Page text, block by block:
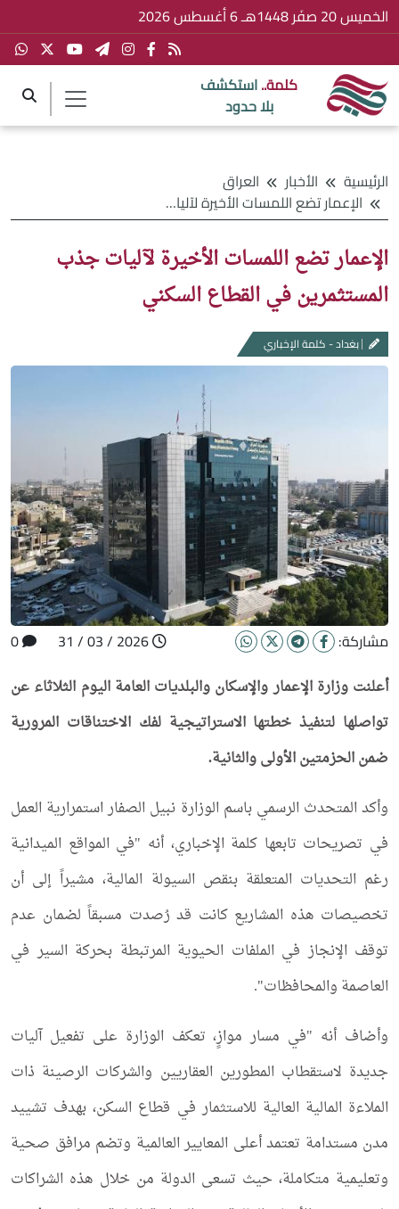
الخميس 20 صفَر 1448هـ 6 أغسطس 2026
كلمة..استكشف
بلا حدود
الرئيسية الأخبار
العراق
الإعمار تضع اللمسات الأخيرة لآليات جذب المستثمرين في القطاع السكني
الإعمار تضع اللمسات الأخيرة لآليات جذب
المستثمرين في القطاع السكني
بغداد - كلمة الإخباري
مشاركة:
أعلنت وزارة الإعمار والإسكان والبلديات العامة اليوم الثلاثاء عن
تواصلها لتنفيذ خطتها الاستراتيجية لفك الاختناقات المرورية
ضمن الحزمتين الأولى والثانية.
وأكد المتحدث الرسمي باسم الوزارة نبيل الصفار استمرارية العمل
في تصريحات تابعها كلمة الإخباري، أنه "في المواقع الميدانية
رغم التحديات المتعلقة بنقص السيولة المالية، مشيراً إلى أن
تخصيصات هذه المشاريع كانت قد رُصدت مسبقاً لضمان عدم
توقف الإنجاز في الملفات الحيوية المرتبطة بحركة السير في
العاصمة والمحافظات".
وأضاف أنه "في مسار موازٍ، تعكف الوزارة على تفعيل آليات
جديدة لاستقطاب المطورين العقاريين والشركات الرصينة ذات
الملاءة المالية العالية للاستثمار في قطاع السكن، بهدف تشييد
مدن مستدامة تعتمد أعلى المعايير العالمية وتضم مرافق صحية
وتعليمية متكاملة، حيث تسعى الدولة من خلال هذه الشراكات